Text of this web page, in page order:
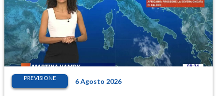
PREVISIONE 6 Agosto 2026